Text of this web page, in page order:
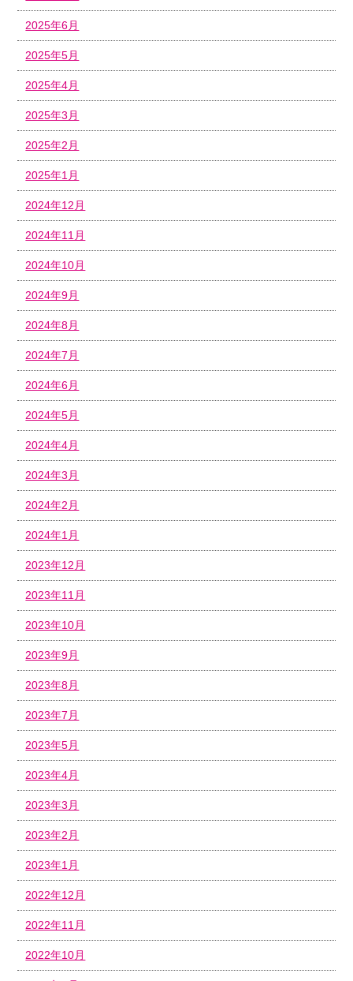
2025年6月
2025年5月
2025年4月
2025年3月
2025年2月
2025年1月
2024年12月
2024年11月
2024年10月
2024年9月
2024年8月
2024年7月
2024年6月
2024年5月
2024年4月
2024年3月
2024年2月
2024年1月
2023年12月
2023年11月
2023年10月
2023年9月
2023年8月
2023年7月
2023年5月
2023年4月
2023年3月
2023年2月
2023年1月
2022年12月
2022年11月
2022年10月